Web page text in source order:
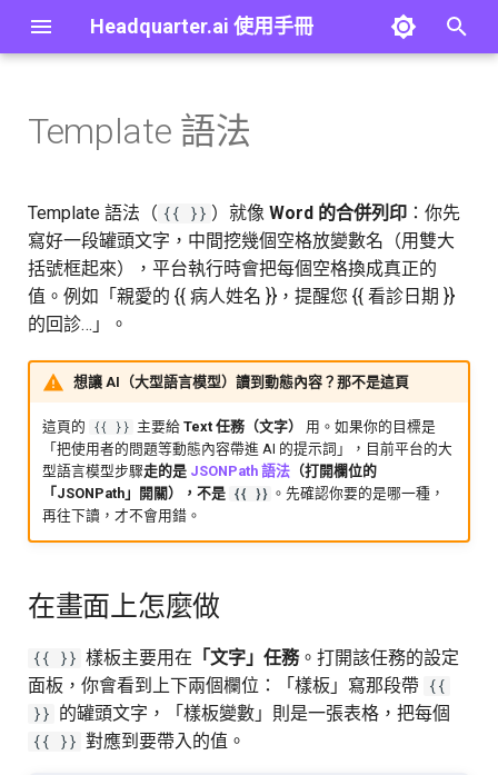
Headquarter.ai 使用手冊
搜
尋
概覽
快速開始 第一個工作流程
概念
通用介面元件
建立 Agent
Copilot
Agent 設定總覽
工具設定
內建工具
檢索工具
工作流程工具
MCP 伺服器工具
技能工具
Agent 工具
與 Agent 對話
版本紀錄
在畫面上怎麼做
語法格式
基本使用
簡單變數替換
多個變數
實用範例
範例 1：使用 Text 任務的回
診提醒 Email
出
存取巢狀資料
概覽
大型語言模型
結構化大型語言模型
Agent
Lambda
程式碼
HTTPS API
搜尋引擎
MySQL
Athena
概覽
大型語言模型
嵌入模型
樣板
知識庫
檢索器
排序器
載入器
搜尋引擎
MCP 伺服器
概覽
群組
使用者
使用者對話記錄
身分驗證
應用程式 API 金鑰
用量
概覽
個人資料
安全
API 金鑰
概覽
前置準備：建立知識庫
教學 01：建立 QA Agent
教學 02：為 Agent 連接 MCP
教學 03：將 Agent 發佈為
MCP 伺服器
教學 04：建立 RAG Workflow
最佳實踐
疑難排解
詞彙表
常見問題
Template 語法
Template 語法（ {{ }} ）就像 Word 的合併列印：你先
寫好一段罐頭文字，中間挖幾個空格放變數名（用雙大
括號框起來），平台執行時會把每個空格換成真正的
值。例如「親愛的 {{ 病人姓名 }}，提醒您 {{ 看診日期 }}
的回診…」。
想讓 AI（大型語言模型）讀到動態內容？那不是這頁
這頁的 {{ }} 主要給 Text 任務（文字）
用。如果你的目標是
「把使用者的問題等動態內容帶進 AI 的提示詞」，目前平台的大
型語言模型步驟走的是 JSONPath 語法 （打開欄位的
「JSONPath」開關），不是 {{ }} 。先確認你要的是哪一種，
再往下讀，才不會用錯。
在畫面上怎麼做
{{ }} 樣板主要用在 「文字」任務。打開該任務的設定
面板，你會看到上下兩個欄位：「樣板」寫那段帶
{{
}} 的罐頭文字，「樣板變數」則是一張表格，把每個
{{ }} 對應到要帶入的值。